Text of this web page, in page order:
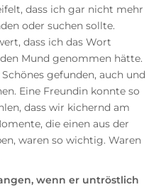
dass ich gar nicht mehr
oder suchen sollte.
dass ich das Wort
Mund genommen hätte.
gefunden, auch und
Eine Freundin konnte so
dass wir kichernd am
die einen aus der
waren so wichtig. Waren
wenn er untröstlich